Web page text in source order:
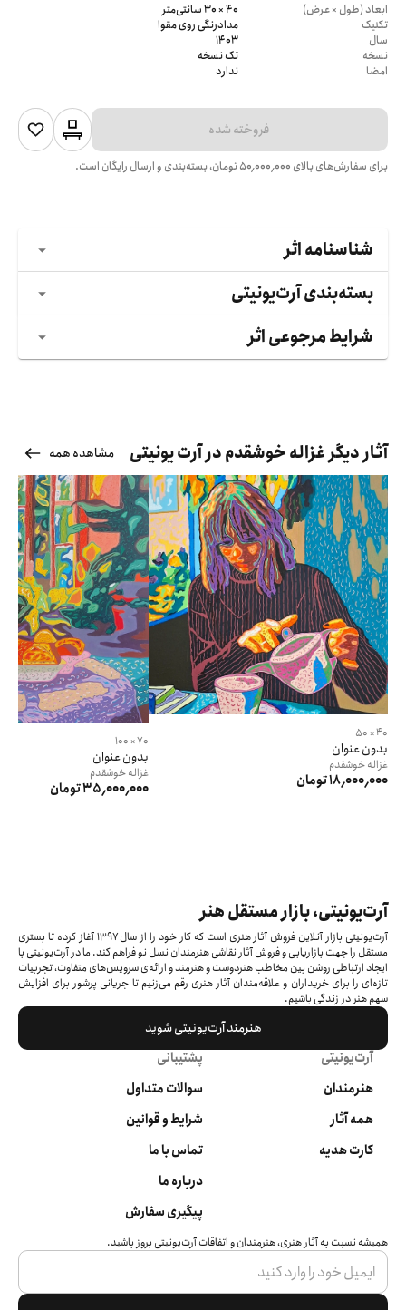
ابعاد (طول × عرض)
40 × 30 سانتی‌متر
تکنیک
مدادرنگی روی مقوا
سال
1403
نسخه
تک نسخه
امضا
ندارد
فروخته شده
برای سفارش‌های بالای ۵۰٬۰۰۰٬۰۰۰تومان، بسته‌بندی و ارسال رایگان است.
شناسنامه اثر
بسته‌بندی آرت‌یونیتی
شرایط مرجوعی اثر
آثار دیگر غزاله خوشقدم در آرت یونیتی مشاهده همه
40 × 50
بدون عنوان
غزالهخوشقدم
18٬000٬000 تومان
70 × 100
بدون عنوان
غزالهخوشقدم
35٬000٬000 تومان
آرت‌یونیتی، بازار مستقل هنر
آرت‌یونیتی بازار آنلاین فروش آثار هنری است که کار خود را از سال ۱۳۹۷ آغاز کرده‌ تا بستری
مستقل را جهت بازاریابی و فروش آثار نقاشی هنرمندان نسل نو فراهم کند. ما در آرت‌یونیتی با
ایجاد ارتباطی روشن بین مخاطب هنردوست و هنرمند و ارائه‌ی سرویس‌های متفاوت، تجربیات
تازه‌ای را برای خریداران و علاقه‌مندان آثار هنری رقم می‌زنیم تا جریانی پرشور برای افزایش
سهم هنر در زندگی باشیم.
هنرمند آرت‌یونیتی شوید
آرت‌یونیتی
هنرمندان
همه آثار
کارت هدیه
پشتیبانی
سوالات متداول
شرایط و قوانین
تماس با ما
درباره ما
پیگیری سفارش
همیشه نسبت به آثار هنری، هنرمندان و اتفاقات آرت‌یونیتی بروز باشید.